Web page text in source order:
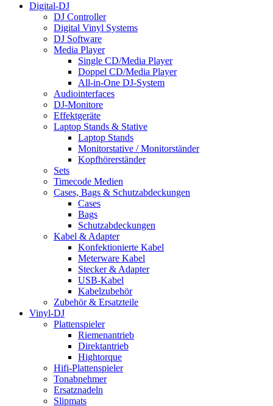
Digital-DJ
DJ Controller
Digital Vinyl Systems
DJ Software
Media Player
Single CD/Media Player
Doppel CD/Media Player
All-in-One DJ-System
Audiointerfaces
DJ-Monitore
Effektgeräte
Laptop Stands & Stative
Laptop Stands
Monitorstative / Monitorständer
Kopfhörerständer
Sets
Timecode Medien
Cases, Bags & Schutzabdeckungen
Cases
Bags
Schutzabdeckungen
Kabel & Adapter
Konfektionierte Kabel
Meterware Kabel
Stecker & Adapter
USB-Kabel
Kabelzubehör
Zubehör & Ersatzteile
Vinyl-DJ
Plattenspieler
Riemenantrieb
Direktantrieb
Hightorque
Hifi-Plattenspieler
Tonabnehmer
Ersatznadeln
Slipmats